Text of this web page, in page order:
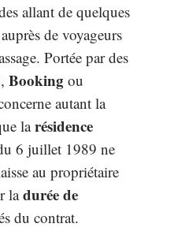
allant de quelques
de voyageurs
Portée par des
, Booking ou
autant la
larésidence
6 juillet 1989 ne
au propriétaire
ladurée de
du contrat.